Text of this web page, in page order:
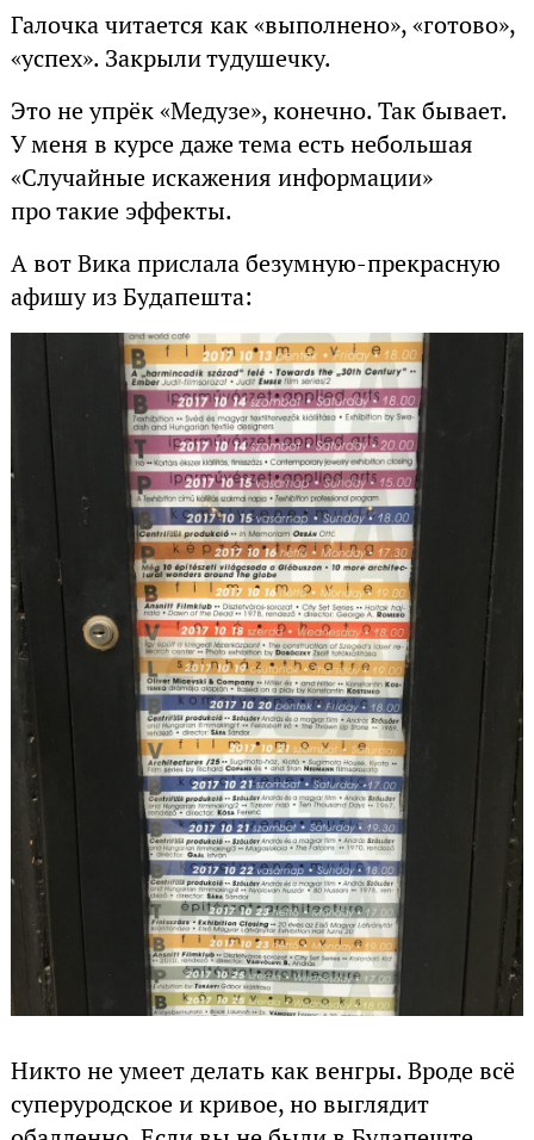
Галочка читается как «выполнено», «готово»,
«успех». Закрыли тудушечку.
Это не упрёк «Медузе», конечно. Так бывает.
У меня в курсе даже тема есть небольшая
«Случайные искажения информации»
про такие эффекты.
А вот Вика прислала безумную-прекрасную
афишу из Будапешта:
Никто не умеет делать как венгры. Вроде всё
суперуродское и кривое, но выглядит